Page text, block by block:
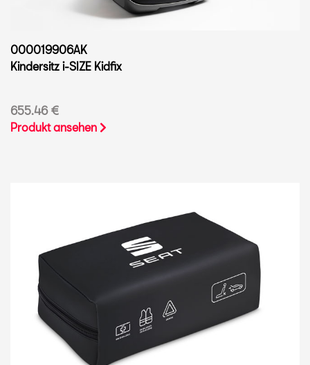
000019906AK
Kindersitz i-SIZE Kidfix
655.46 €
Produkt ansehen